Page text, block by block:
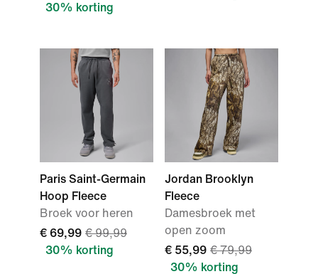
30% korting
Paris Saint-Germain
Hoop Fleece
Broek voor heren
€ 69,99 € 99,99
30% korting
Jordan Brooklyn
Fleece
Damesbroek met
open zoom
€ 55,99 € 79,99
30% korting